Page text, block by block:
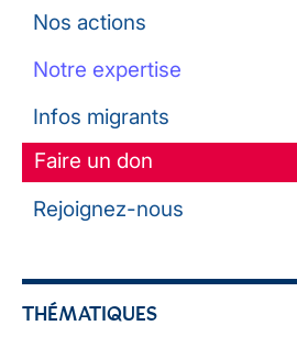
Nos actions
Notre expertise
Infos migrants
Faire un don
Rejoignez-nous
THÉMATIQUES